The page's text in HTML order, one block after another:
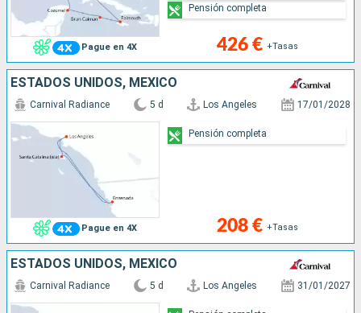
Pague en 4X 426 € +Tasas
Pensión completa
ESTADOS UNIDOS, MÉXICO
Pague en 4X
Carnival Radiance 5 d Los Angeles 17/01/2028
208 € +Tasas
Pensión completa
ESTADOS UNIDOS, MÉXICO
Carnival Radiance 5 d Los Angeles 31/01/2027